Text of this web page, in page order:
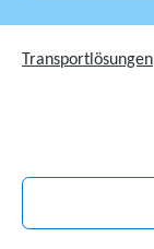
Transportlösungen